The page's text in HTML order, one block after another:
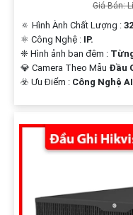
Giá Bán:
🔅 Hình Ành Chất Lượng :
⚛️ Công Nghệ : IP.
❈ Hình ảnh ban đêm :
💎 Camera Theo Mẫu Đầu
️☣️ Ưu Điểm : Công Nghệ